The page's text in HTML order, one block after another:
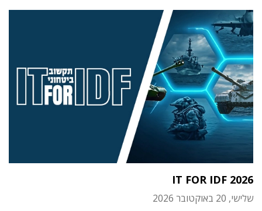
IT FOR IDF 2026
שלישי, 20 באוקטובר 2026